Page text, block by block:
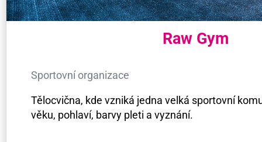
Raw Gym
Sportovní organizace
Tělocvična, kde vzniká jedna velká sportovní
věku, pohlaví, barvy pleti a vyznání.